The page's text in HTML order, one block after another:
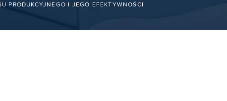
PRODUKCYJNEGO I JEGO EFEKTYWNOŚCI